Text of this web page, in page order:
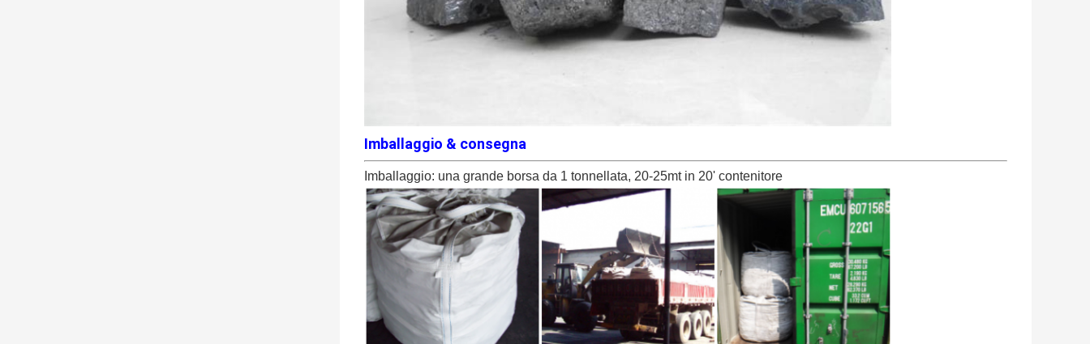
Imballaggio & consegna
Imballaggio: una grande borsa da 1 tonnellata, 20-25mt in 20' contenitore